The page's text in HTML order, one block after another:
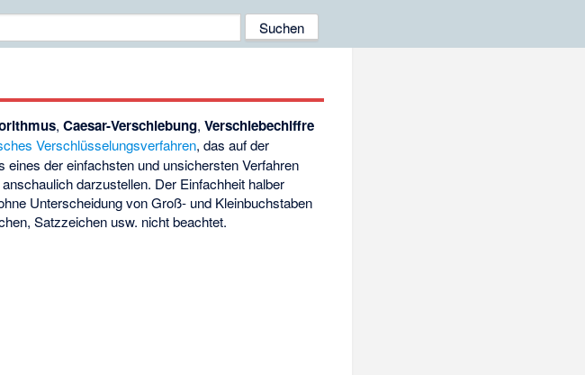
,Caesar-Verschiebung,Verschiebechiffre
Verschlüsselungsverfahren, das auf der
eines der einfachsten und unsichersten Verfahren
anschaulich darzustellen. Der Einfachheit halber
Unterscheidung von Groß- und Kleinbuchstaben
Satzzeichen usw. nicht beachtet.